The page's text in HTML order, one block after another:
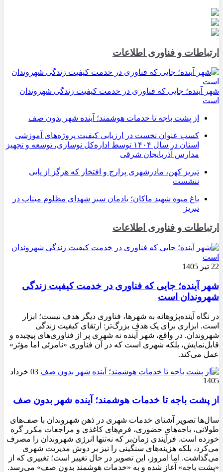
ارتباطات و فناوری اطلاعات
شهر آینده؛ جایی که فناوری در خدمت کیفیت زندگی شهروندان
است
از پشت باجه تا خدمات هوشمند؛ آینده شهر بدون صف
کسب عنوان نخست در ارزیابی کیفیت پروژه‌های آموزشی
استان در سال ۱۴۰۴ توسط اداره‌کل نوسازی، توسعه و تجهیز
مدارس آذربایجان شرقی
تبریز کهن، مادرشهری پرارج و افتخار که هرگز از پایی
ننشست
باغ میوه شهید ماکان؛ یادمان سبز شهدای مظلوم میناب در
تبریز
ارتباطات و فناوری اطلاعات
22 تیر 1405
شهر آینده؛ جایی که فناوری در خدمت کیفیت زندگی
شهروندان است
در نگاه آینده‌پژوهانه به شهرها، فناوری دیگر هدف نیست؛ ابزار
است. ابزاری برای یک هدف بزرگ‌تر: ارتقای کیفیت زندگی
شهروندان. در واقع، شهر آینده نه شهری پر از فناوری‌های پیچیده و
قابل‌نمایش، بلکه شهری است که در آن فناوری «نامرئی اما مؤثر»
عمل می‌کند.
03 خرداد
1405
از پشت باجه تا خدمات هوشمند؛ آینده شهر بدون صف
سال‌ها تصویر آشنای خدمات شهری در ذهن شهروندان با صف‌های
طولانی، باجه‌های حضوری، فرم‌های کاغذی و مراجعات مکرر گره
خورده است. فرآیندی زمان‌بر که نه‌تنها انرژی شهروندان را مصرف
می‌کرد، بلکه هزینه‌های سنگینی را نیز بر دوش مدیریت شهری
می‌گذاشت. اما امروز، این تصویر در حال تغییر است؛ تغییری که از
«پشت باجه» آغاز شده و به «خدمات هوشمند بدون صف» می‌رسد.